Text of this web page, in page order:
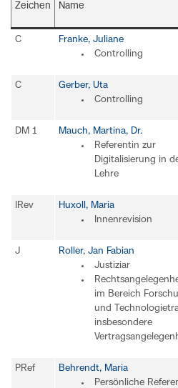
Zeichen Name
C
Franke, Juliane
Controlling
C
Gerber, Uta
Controlling
DM 1
Mauch, Martina, Dr.
Referentin zur
Digitalisierung in
Lehre
IRev
Huxoll, Maria
Innenrevision
J
Roller, Jan Fabian
Justiziar
im Bereich
und
insbesondere
PRef
Behrendt, Maria
Persönliche